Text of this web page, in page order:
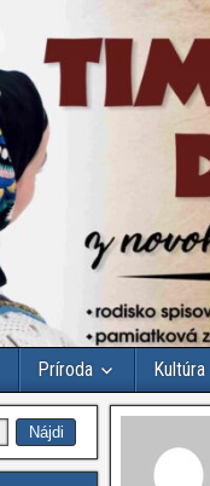
Príroda Kultúra